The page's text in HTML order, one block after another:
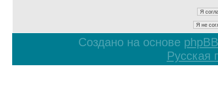
Создано на основе phpBB
Русская